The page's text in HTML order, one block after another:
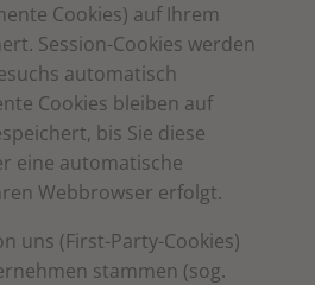
Cookies) auf Ihrem
Session-Cookies werden
automatisch
Cookies bleiben auf
bis Sie diese
eine automatische
Webbrowser erfolgt.
uns (First-Party-Cookies)
stammen (sog.